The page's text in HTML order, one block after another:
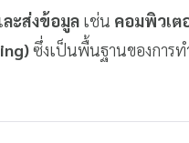
ะส่งข้อมูล เช่น คอมพิวเต
ซึ่งเป็นพื้นฐานของการท